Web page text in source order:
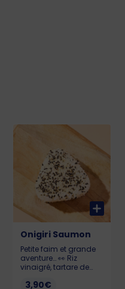
Onigiri Saumon
Petite faim et grande
aventure… 👀 Riz
vinaigré, tartare de
coulis de mangue,
3,90€